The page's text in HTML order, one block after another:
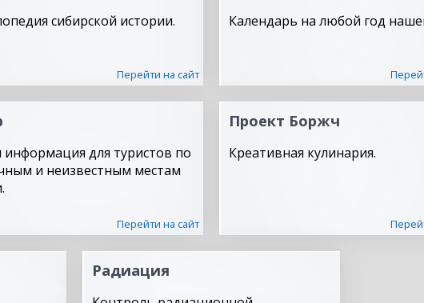
сибирской истории.
Перейти на сайт
Календарь на любой год
информация для туристов по
и неизвестным местам
Перейти на сайт
Проект Боржч
Креативная кулинария.
Радиация